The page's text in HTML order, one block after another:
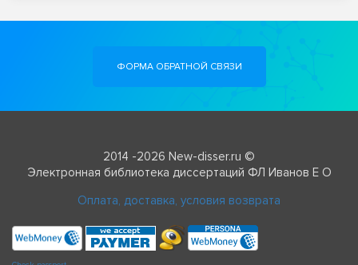
ФОРМА ОБРАТНОЙ СВЯЗИ
2014 -2026 New-disser.ru ©
Электронная библиотека диссертаций ФЛ Иванов Е О
Оплата, доставка, условия возврата